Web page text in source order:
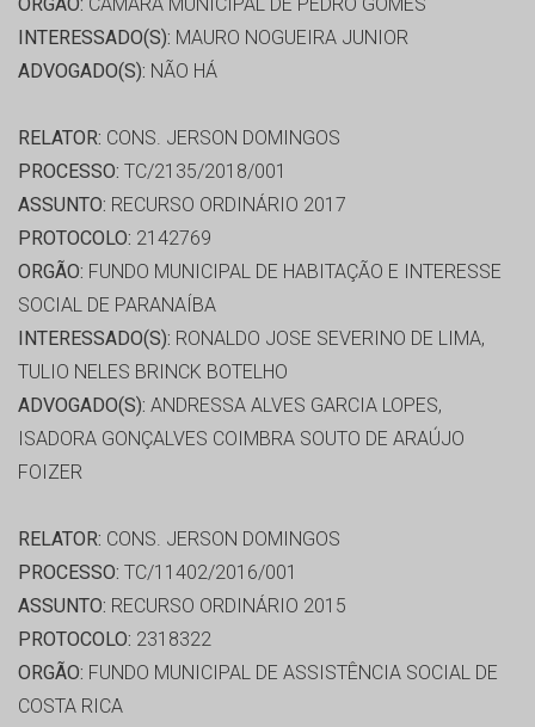
ORGÃO: CÂMARA MUNICIPAL DE PEDRO GOMES
INTERESSADO(S): MAURO NOGUEIRA JUNIOR
ADVOGADO(S): NÃO HÁ
RELATOR: CONS. JERSON DOMINGOS
PROCESSO: TC/2135/2018/001
ASSUNTO: RECURSO ORDINÁRIO 2017
PROTOCOLO: 2142769
ORGÃO: FUNDO MUNICIPAL DE HABITAÇÃO E INTERESSE
SOCIAL DE PARANAÍBA
INTERESSADO(S): RONALDO JOSE SEVERINO DE LIMA,
TULIO NELES BRINCK BOTELHO
ADVOGADO(S): ANDRESSA ALVES GARCIA LOPES,
ISADORA GONÇALVES COIMBRA SOUTO DE ARAÚJO
FOIZER
RELATOR: CONS. JERSON DOMINGOS
PROCESSO: TC/11402/2016/001
ASSUNTO: RECURSO ORDINÁRIO 2015
PROTOCOLO: 2318322
ORGÃO: FUNDO MUNICIPAL DE ASSISTÊNCIA SOCIAL DE
COSTA RICA